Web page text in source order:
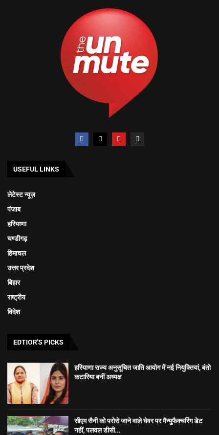
USEFUL LINKS
लेटेस्ट न्यूज़
पंजाब
हरियाणा
चण्डीगढ़
हिमाचल
उत्तर प्रदेश
बिहार
राष्ट्रीय
विदेश
EDTIOR'S PICKS
हरियाणा राज्य अनुसूचित जाति आयोग में नई नियुक्तियां, बंतो
कटारिया बनीं अध्यक्ष
सीएम सैनी को परोसे जाने वाले घेवर पर मैन्युफैक्चरिंग डेट
नहीं, पलवल डीसी...